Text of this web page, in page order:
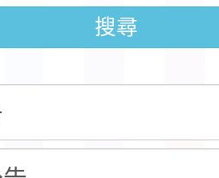
辦理後續甄選)
點」1份
學年度學生
案
補助參觀特色
實施計畫」
中華民國畫廊
搜尋